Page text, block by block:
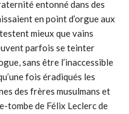
entonné dans des
en point d’orgue aux
mieux que vains
parfois se teinter
sans être l’inaccessible
fois éradiqués les
des frères musulmans et
tombe de Félix Leclerc de